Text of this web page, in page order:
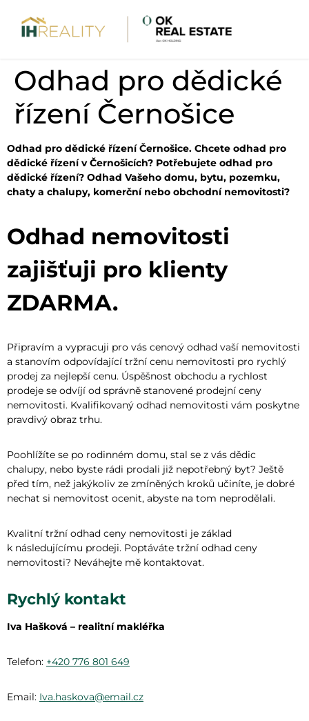
Odhad pro dědické
řízení Černošice
Odhad pro dědické řízení Černošice. Chcete odhad pro
dědické řízení v Černošicích? Potřebujete odhad pro
dědické řízení? Odhad Vašeho domu, bytu, pozemku,
chaty a chalupy, komerční nebo obchodní nemovitosti?
Odhad nemovitosti
zajišťuji pro klienty
ZDARMA.
Připravím a vypracuji pro vás cenový odhad vaší nemovitosti
a stanovím odpovídající tržní cenu nemovitosti pro rychlý
prodej za nejlepší cenu. Úspěšnost obchodu a rychlost
prodeje se odvíjí od správně stanovené prodejní ceny
nemovitosti. Kvalifikovaný odhad nemovitosti vám poskytne
pravdivý obraz trhu.
Poohlížíte se po rodinném domu, stal se z vás dědic
chalupy, nebo byste rádi prodali již nepotřebný byt? Ještě
před tím, než jakýkoliv ze zmíněných kroků učiníte, je dobré
nechat si nemovitost ocenit, abyste na tom neprodělali.
Kvalitní tržní odhad ceny nemovitosti je základ
k následujícímu prodeji. Poptáváte tržní odhad ceny
nemovitosti? Neváhejte mě kontaktovat.
Rychlý kontakt
Iva Hašková – realitní makléřka
Telefon: +420 776 801 649
Email: Iva.haskova@email.cz